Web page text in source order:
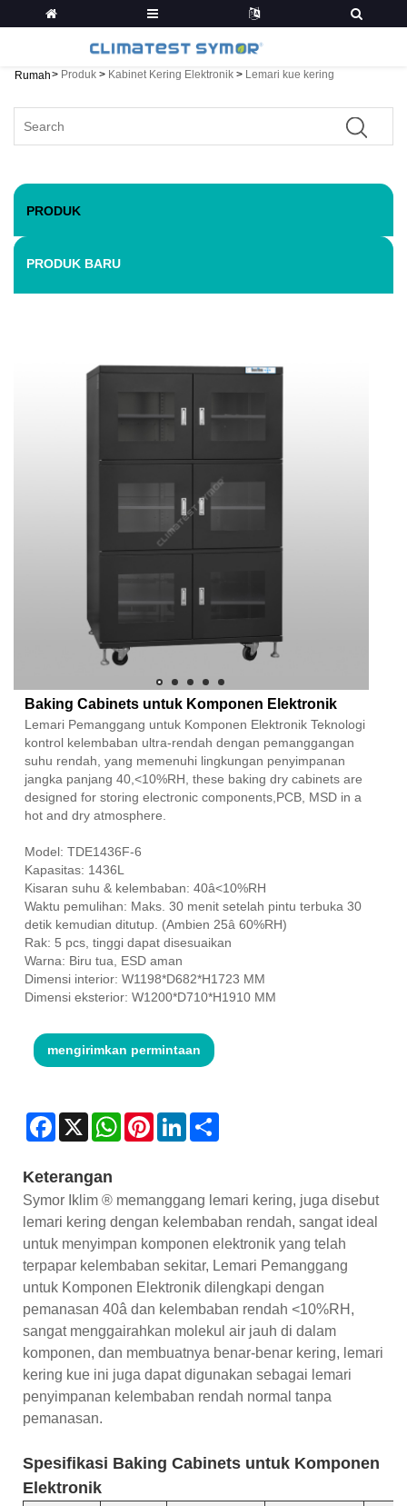
Rumah> Produk > Kabinet Kering Elektronik > Lemari kue kering
PRODUK
PRODUK BARU
Baking Cabinets untuk Komponen Elektronik
Lemari Pemanggang untuk Komponen Elektronik Teknologi
kontrol kelembaban ultra-rendah dengan pemanggangan
suhu rendah, yang memenuhi lingkungan penyimpanan
jangka panjang 40,<10%RH, these baking dry cabinets are
designed for storing electronic components,PCB, MSD in a
hot and dry atmosphere.
Model: TDE1436F-6
Kapasitas: 1436L
Kisaran suhu & kelembaban: 40â<10%RH
Waktu pemulihan: Maks. 30 menit setelah pintu terbuka 30
detik kemudian ditutup. (Ambien 25â 60%RH)
Rak: 5 pcs, tinggi dapat disesuaikan
Warna: Biru tua, ESD aman
Dimensi interior: W1198*D682*H1723 MM
Dimensi eksterior: W1200*D710*H1910 MM
mengirimkan permintaan
Facebook
X WhatsAppPinterestLinkedIn
Keterangan
Symor Iklim ® memanggang lemari kering, juga disebut
lemari kering dengan kelembaban rendah, sangat ideal
untuk menyimpan komponen elektronik yang telah
terpapar kelembaban sekitar, Lemari Pemanggang
untuk Komponen Elektronik dilengkapi dengan
pemanasan 40â dan kelembaban rendah <10%RH,
sangat menggairahkan molekul air jauh di dalam
komponen, dan membuatnya benar-benar kering, lemari
kering kue ini juga dapat digunakan sebagai lemari
penyimpanan kelembaban rendah normal tanpa
pemanasan.
Spesifikasi Baking Cabinets untuk Komponen
Elektronik